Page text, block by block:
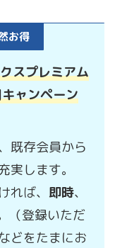
お得
スプレミアム
ャンペーン
既存会員から
実します。
ば、 即時、
（登録いただ
どをたまにお